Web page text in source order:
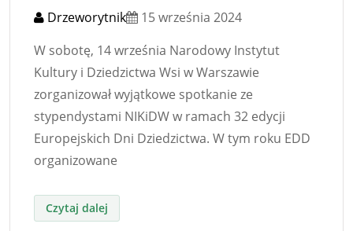
Drzeworytnik
15 września 2024
W sobotę, 14 września Narodowy Instytut
Kultury i Dziedzictwa Wsi w Warszawie
zorganizował wyjątkowe spotkanie ze
stypendystami NIKiDW w ramach 32 edycji
Europejskich Dni Dziedzictwa. W tym roku EDD
organizowane